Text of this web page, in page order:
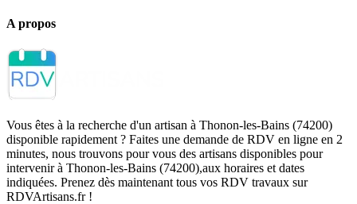
A propos
Vous êtes à la recherche d'un artisan à Thonon-les-Bains (74200)
disponible rapidement ? Faites une demande de RDV en ligne en 2
minutes, nous trouvons pour vous des artisans disponibles pour
intervenir à Thonon-les-Bains (74200),aux horaires et dates
indiquées. Prenez dès maintenant tous vos RDV travaux sur
RDVArtisans.fr !